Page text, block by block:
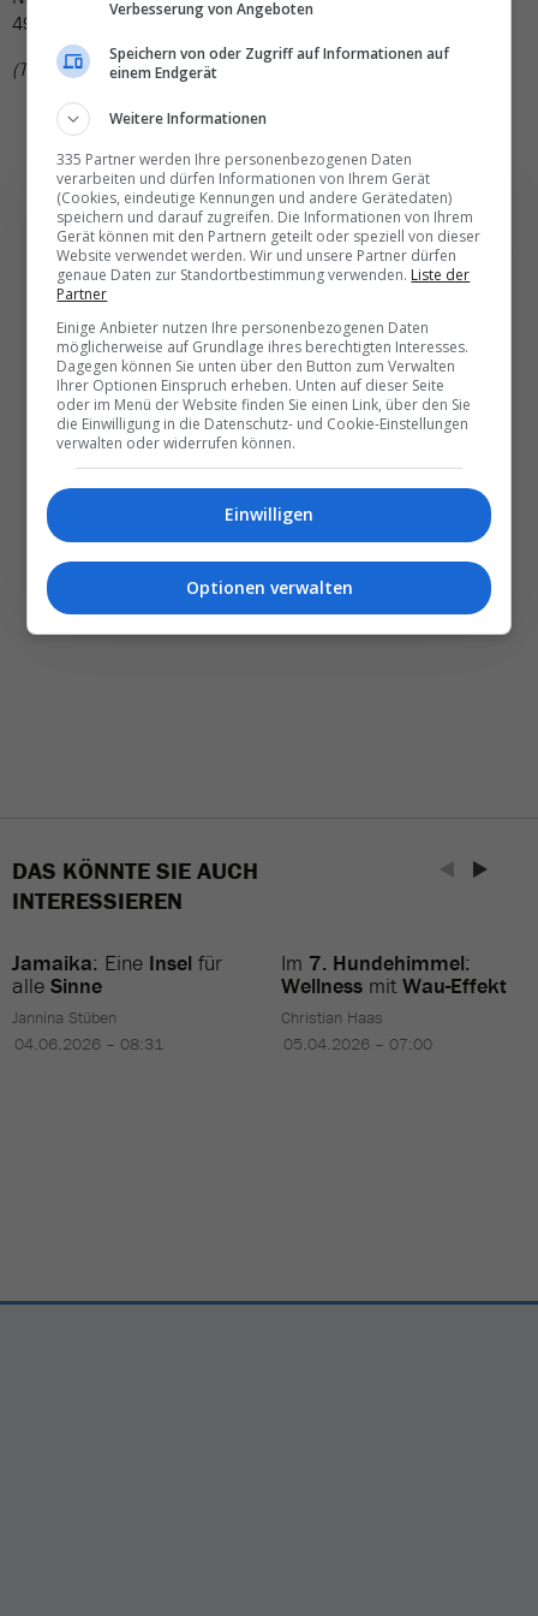
49 Insassen sowie ein Mensch am Boden ums Leben.
(TN)
Die wichtigsten und
besten News direkt in
Ihr E‑Mail-Postfach
Täglich oder wöchentlich, mit mehr Insights oder
weniger. Bei Travel­news haben Sie die Wahl.
NEWSLETTER ENTDECKEN
DAS KÖNNTE SIE AUCH
INTERESSIEREN
Jamaika: Eine Insel für
alle Sinne
Jannina Stüben
04.06.2026 – 08:31
Im 7. Hundehimmel:
Wellness mitWau-Effekt
Christian Haas
05.04.2026 – 07:00
Verbesserung von Angeboten
Speichern von oder Zugriff auf Informationen auf
einem Endgerät
Weitere Informationen
335 Partner werden Ihre personenbezogenen Daten
verarbeiten und dürfen Informationen von Ihrem Gerät
(Cookies, eindeutige Kennungen und andere Gerätedaten)
speichern und darauf zugreifen. Die Informationen von Ihrem
Gerät können mit den Partnern geteilt oder speziell von dieser
Website verwendet werden. Wir und unsere Partner dürfen
genaue Daten zur Standortbestimmung verwenden. Liste der
Partner
Einige Anbieter nutzen Ihre personenbezogenen Daten
möglicherweise auf Grundlage ihres berechtigten Interesses.
Dagegen können Sie unten über den Button zum Verwalten
Ihrer Optionen Einspruch erheben. Unten auf dieser Seite
oder im Menü der Website finden Sie einen Link, über den Sie
die Einwilligung in die Datenschutz- und Cookie-Einstellungen
verwalten oder widerrufen können.
Einwilligen
Optionen verwalten